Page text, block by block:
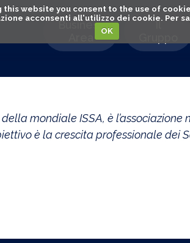
website you consent to the use of
acconsenti all'utilizzo dei cookie. Per
OK
Business
Il
mondiale ISSA, è
è la crescita professionale dei